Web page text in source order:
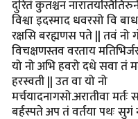
दुरितं कुतश्चन
विश्वा इदस्माद धवरसो वि
रक्षसि बरह्मणस पते || तवं नो
विचक्षणस्तव वरताय
यो नो अभि हवरो दधे सवा तं
हरस्वती || उत वा यो नो
मर्चयादनागसो.अरातीवा मर्तः
बर्हस्पते अप तं वर्तया पथः सुगं